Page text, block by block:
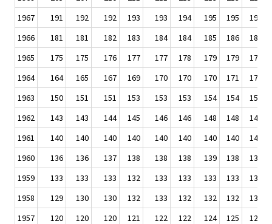
1967
191 192 192 193 193 194 195 195
197
1966
181 181 182 183 184 184 185 186
187
1965
175 175 176 177 177 178 179 179
179
1964
164 165 167 169 170 170 170 171
172
1963
150 151 151 153 153 153 154 154
156
1962
143 143 144 145 146 146 148 148
148
1961
140 140 140 140 140 140 140 140
140
1960
136 136 137 138 138 138 139 138
138
1959
133 133 133 132 133 133 133 133
134
1958
129 130 130 132 133 132 132 132
132
1957
120 120 120 121 122 122 124 125
126